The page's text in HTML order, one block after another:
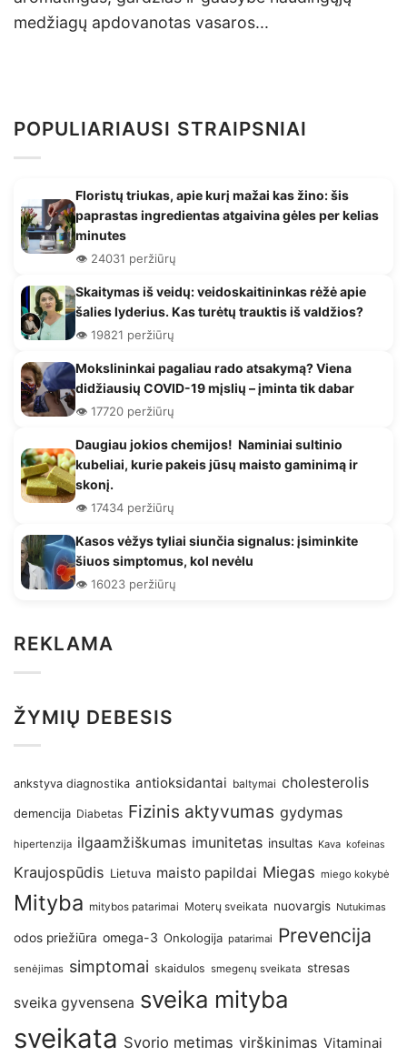
medžiagų apdovanotas vasaros...
POPULIARIAUSI STRAIPSNIAI
Floristų triukas, apie kurį mažai kas žino: šis
paprastas ingredientas atgaivina gėles per kelias
minutes
👁️ 24031 peržiūrų
Skaitymas iš veidų: veidoskaitininkas rėžė apie
šalies lyderius. Kas turėtų trauktis iš valdžios?
👁️ 19821 peržiūrų
Mokslininkai pagaliau rado atsakymą? Viena
didžiausių COVID-19 mįslių – įminta tik dabar
👁️ 17720 peržiūrų
Daugiau jokios chemijos! Naminiai sultinio
kubeliai, kurie pakeis jūsų maisto gaminimą ir
skonį.
👁️ 17434 peržiūrų
Kasos vėžys tyliai siunčia signalus: įsiminkite
šiuos simptomus, kol nevėlu
👁️ 16023 peržiūrų
REKLAMA
ŽYMIŲ DEBESIS
ankstyva diagnostika antioksidantai baltymai cholesterolis
demencija Diabetas Fizinis aktyvumas gydymas
hipertenzija ilgaamžiškumas imunitetas insultas Kava kofeinas
Kraujospūdis Lietuva maisto papildai Miegas miego kokybė
Mityba mitybos patarimai Moterų sveikata nuovargis Nutukimas
odos priežiūra omega-3 Onkologija patarimai Prevencija
senėjimas simptomai skaidulos smegenų sveikata stresas
sveika gyvensena sveika mityba
sveikata Svorio metimas virškinimas Vitaminai